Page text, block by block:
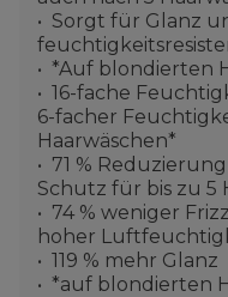
Sorgt für Glanz
*Auf blondierten
16-fache
6-facher
Haarwäschen*
71 %
Schutz für bis zu 5
74 % weniger
hoher
119 % mehr Glanz
*auf blondierten